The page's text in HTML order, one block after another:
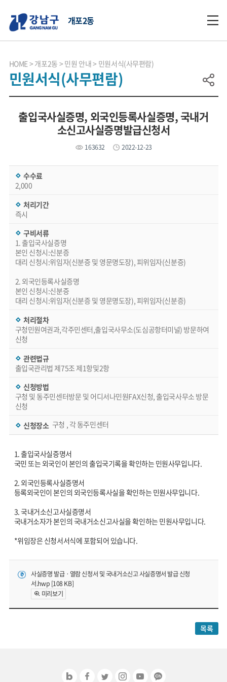
개포2동
HOME 개포2동 민원 안내 민원서식(사무편람)
민원서식(사무편람)
출입국사실증명, 외국인등록사실증명, 국내거
소신고사실증명발급신청서
163632 2022-12-23
수수료
2,000
처리기간
즉시
구비서류
1. 출입국사실증명
본인 신청시:신분증
대리 신청시:위임자(신분증 및 영문명도장), 피위임자(신분증)
2. 외국인등록사실증명
본인 신청시:신분증
대리 신청시:위임자(신분증 및 영문명도장), 피위임자(신분증)
처리절차
구청민원여권과,각주민센터,출입국사무소(도심공항터미널) 방문하여
신청
관련법규
출입국관리법 제75조 제1항및2항
신청방법
구청 및 동주민센터방문 및 어디서나민원FAX신청, 출입국사무소 방문
신청
신청장소
구청 , 각 동주민센터
1. 출입국사실증명서
국민 또는 외국인이 본인의 출입국기록을 확인하는 민원사무입니다.
2. 외국인등록사실증명서
등록외국인이 본인의 외국인등록사실을 확인하는 민원사무입니다.
3. 국내거소신고사실증명서
국내거소자가 본인의 국내거소신고사실을 확인하는 민원사무입니다.
*위임장은 신청서서식에 포함되어 있습니다.
사실증명 발급ㆍ열람 신청서 및 국내거소신고 사실증명서 발급 신청
서.hwp [108 KB]
미리보기
목록